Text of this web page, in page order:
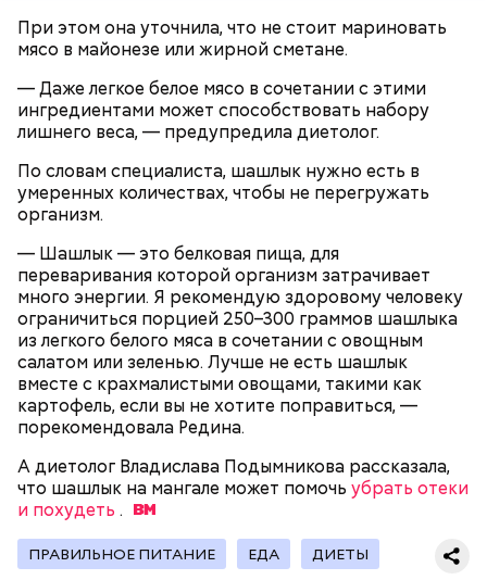
При этом она уточнила, что не стоит мариновать
мясо в майонезе или жирной сметане.
— Даже легкое белое мясо в сочетании с этими
ингредиентами может способствовать набору
лишнего веса, — предупредила диетолог.
По словам специалиста, шашлык нужно есть в
умеренных количествах, чтобы не перегружать
организм.
— Шашлык — это белковая пища, для
переваривания которой организм затрачивает
много энергии. Я рекомендую здоровому человеку
ограничиться порцией 250–300 граммов шашлыка
из легкого белого мяса в сочетании с овощным
салатом или зеленью. Лучше не есть шашлык
вместе с крахмалистыми овощами, такими как
картофель, если вы не хотите поправиться, —
порекомендовала Редина.
А диетолог Владислава Подымникова рассказала,
что шашлык на мангале может помочь убрать отеки
и похудеть .
ПРАВИЛЬНОЕ ПИТАНИЕ ЕДА ДИЕТЫ
Фото: Shutterstock
Однако диетолог предупредила: не для всех дыня
есть с осторожностью людям:
— Наиболее распространенные борщ, щи, котлеты,
салаты, лаваш с творогом и сыром, пироги, омлет,
запеканка. Щавеля там везде используется
немного, поэтому никакого вреда от него не будет.
Чем разнообразнее рацион питания человека, тем
лучше. Потому что это исключает вероятность
возникновения дефицитов микроэлементов, —
Вовсю идет и сезон черешни. «Вечерняя Москва»
узнала у врача — эндокринолога-диетолога
Натальи Лазуренко,как правильно есть эту ягоду
пользой для здоровья.